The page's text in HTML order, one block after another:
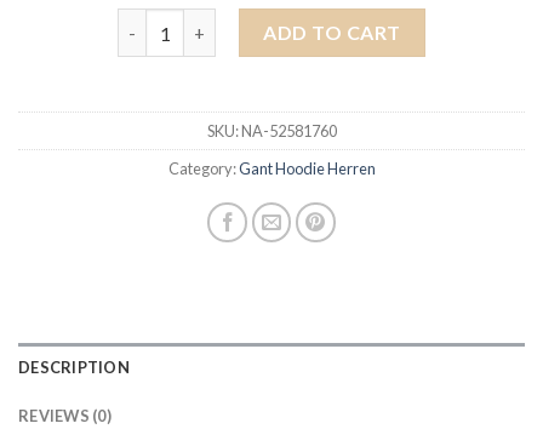
ADD TO CART
SKU:NA-52581760
Category:Gant Hoodie Herren
DESCRIPTION
REVIEWS (0)